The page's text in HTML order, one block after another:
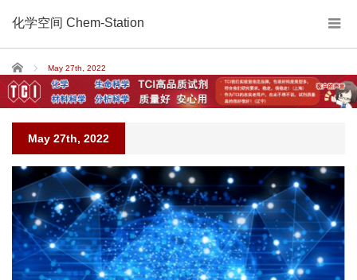
化学空间 Chem-Station
Home May 27th, 2022
May 27th, 2022